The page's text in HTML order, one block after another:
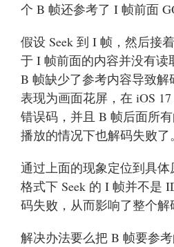
个 B 帧还参考了 I 帧前面
假设 Seek 到 I 帧，然后接
于 I 帧前面的内容并没有读
B 帧缺少了参考内容导致解
表现为画面花屏，在 iOS
错误码，并且 B 帧后面所
播放的情况下也解码失败了。
通过上面的现象定位到具体
格式下 Seek 的 I 帧并不是
码失败，从而影响了整个解
解决办法要么把 B 帧要参